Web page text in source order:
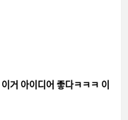
아이디어 좋다ㅋㅋㅋ 이